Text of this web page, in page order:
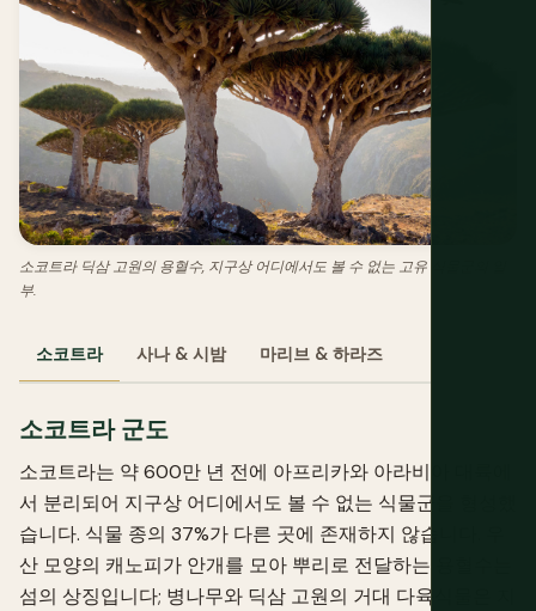
소코트라 딕삼 고원의 용혈수, 지구상 어디에서도 볼 수 없는 고유 식물군의 일
부.
소코트라 사나 & 시밤 마리브 & 하라즈
소코트라 군도
소코트라는 약 600만 년 전에 아프리카와 아라비아 대륙에
서 분리되어 지구상 어디에서도 볼 수 없는 식물군을 형성했
습니다. 식물 종의 37%가 다른 곳에 존재하지 않습니다. 우
산 모양의 캐노피가 안개를 모아 뿌리로 전달하는 용혈수는
섬의 상징입니다; 병나무와 딕삼 고원의 거대 다육식물은 지